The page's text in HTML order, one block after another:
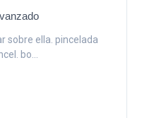
sobre ella. pincelada
bo...